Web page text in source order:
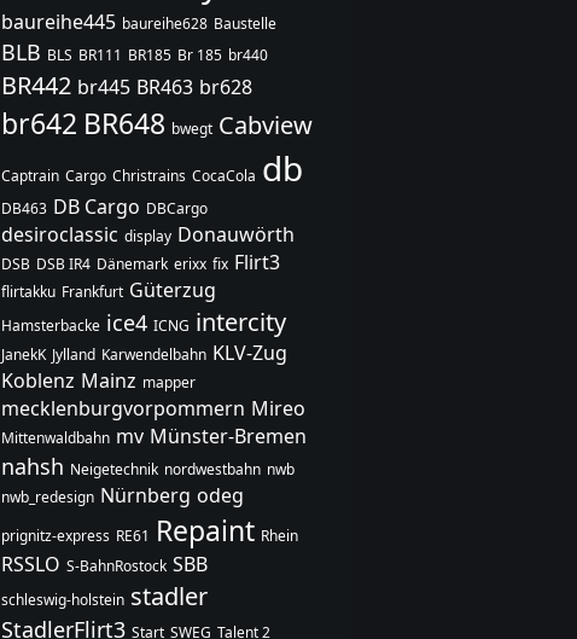
baureihe445 baureihe628 Baustelle
BLB BLS BR111 BR185 Br 185 br440
BR442 br445 BR463 br628
br642 BR648 bwegt Cabview
Captrain Cargo Christrains CocaCola db
DB463 DB Cargo DBCargo
desiroclassic display Donauwörth
DSB DSB IR4 Dänemark erixx fix Flirt3
flirtakku Frankfurt Güterzug
Hamsterbacke ice4 ICNG intercity
JanekK Jylland Karwendelbahn KLV-Zug
Koblenz Mainz mapper
mecklenburgvorpommern Mireo
Mittenwaldbahn mv Münster-Bremen
nahsh Neigetechnik nordwestbahn nwb
nwb_redesign Nürnberg odeg
prignitz-express RE61 Repaint Rhein
RSSLO S-BahnRostock SBB
schleswig-holstein stadler
StadlerFlirt3 Start SWEG Talent 2